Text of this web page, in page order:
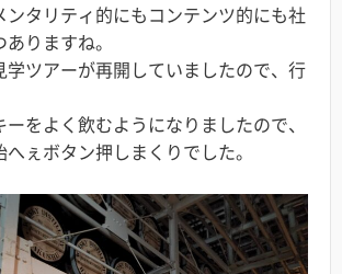
ンタリティ的にもコンテンツ的にも社
りますね。
学ツアーが再開していましたので、行
をよく飲むようになりましたので、
ぇボタン押しまくりでした。